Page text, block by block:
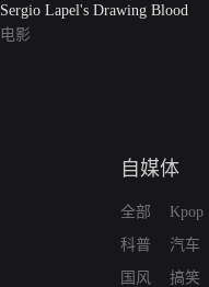
Sergio Lapel's Drawing Blood
电影
自媒体
全部
科普
国风
Kpop
汽车
搞笑